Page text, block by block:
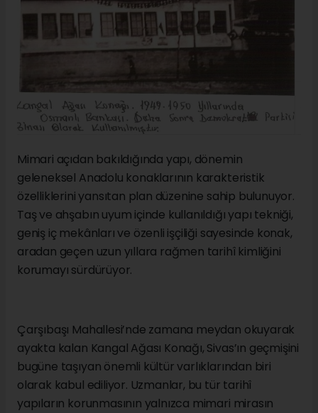
Mimari açıdan bakıldığında yapı, dönemin
geleneksel Anadolu konaklarının karakteristik
özelliklerini yansıtan plan düzenine sahip bulunuyor.
Taş ve ahşabın uyum içinde kullanıldığı yapı tekniği,
geniş iç mekânları ve özenli işçiliği sayesinde konak,
aradan geçen uzun yıllara rağmen tarihî kimliğini
korumayı sürdürüyor.
Çarşıbaşı Mahallesi’nde zamana meydan okuyarak
ayakta kalan Kangal Ağası Konağı, Sivas’ın geçmişini
bugüne taşıyan önemli kültür varlıklarından biri
olarak kabul ediliyor. Uzmanlar, bu tür tarihî
yapıların korunmasının yalnızca mimari mirasın